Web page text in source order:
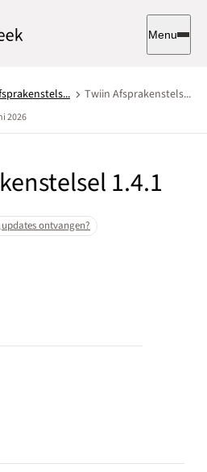
Menu
Twiin Afsprakenstels...
2026
1.4.1
updates ontvangen?